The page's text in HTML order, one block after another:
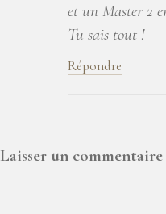
et un Master 2
Tu sais tout !
Répondre
Laisser un commentaire